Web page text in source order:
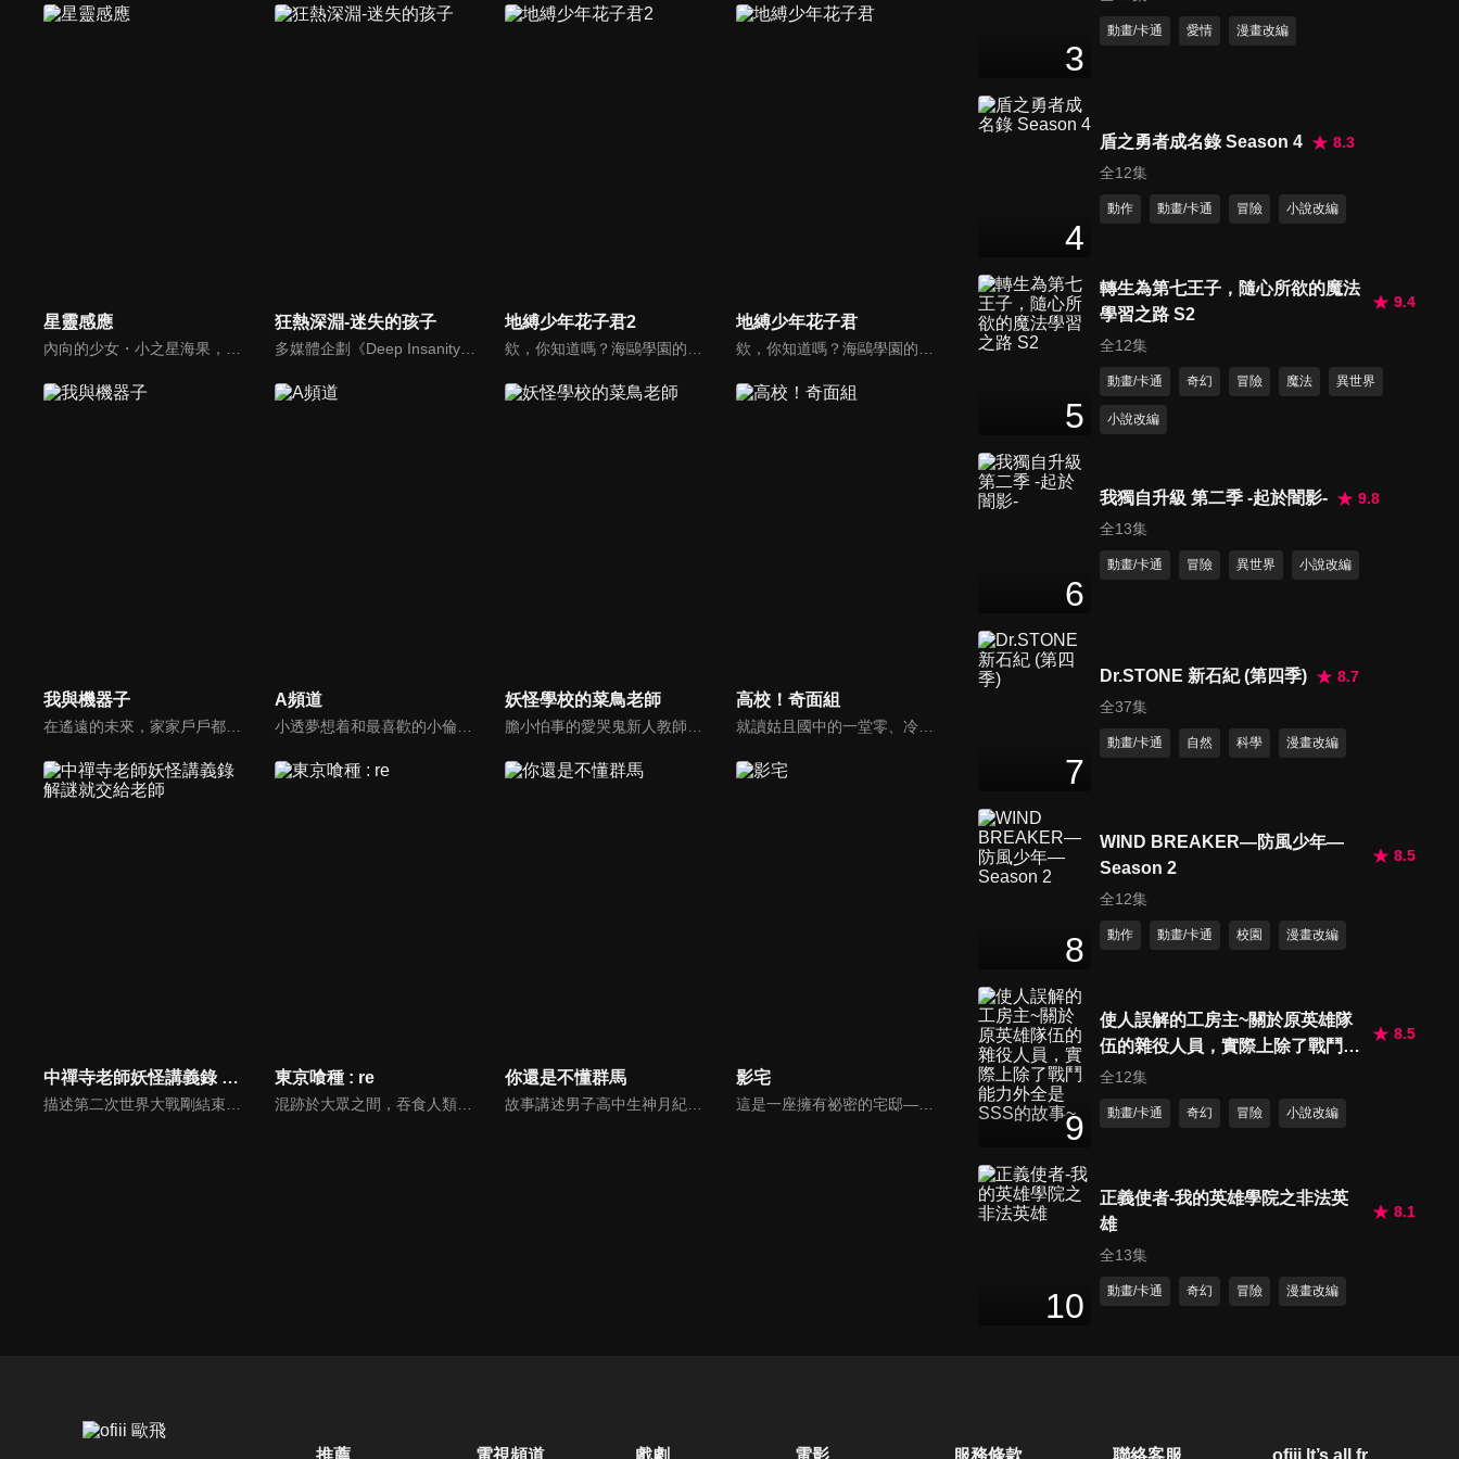
星靈感應 狂熱深淵-迷失的孩子
多媒體企劃《Deep Insanity》的故事中，全世界蔓延著一種會讓人陷入昏睡狀態的神祕病症「藍道魯夫症候群（ランドルフ症候群）」。而在病症蔓延的同時，被視為是病源的巨大地下世界「Asylum」在南極被人發現。Asylum 有著與地面完全不同的生態系以及未知資源，因此人類為了解決藍道魯夫症候群以及為了取得生態系的基因情報，前往未知的世界展開探險。
地縛少年花子君2 地縛少年花子君
我與機器子 A頻道 妖怪學校的菜鳥老師 高校！奇面組
中禪寺老師妖怪講義錄 解謎就交給老師
描述第二次世界大戰剛結束之後的東京，美戶川高中來了一位名叫中禪寺秋彥的國語老師。這位老師總是板著臉，而且不想跟學生親近，因此在學校裡，稍微造成話題。某天，學校出現了所謂的「圖書室的幽靈」，在看到這個幽靈的同學，嚇得不敢上學的時候，一位名叫日下部栞奈的女同學得知原來這個「幽靈」就是中禪寺老師，兩人就因此這樣認識了。而因為中禪寺具有優秀的推理能力，因此當栞奈遇到不可思議的事情時，都會來找中禪寺幫忙。
東京喰種 : re
混跡於大眾之間，吞食人類的血肉。披著人類外皮，卻與人類迥然不同的存在…「喰種」。驅逐並研究喰種的「CCG」，為了實現某一命題，新設立了一個實驗體集團「Qs」。並非「正常人」的他們，與佐佐木琲世一等搜查官一起，在「東京」面對的東西究竟是...
你還是不懂群馬
故事講述男子高中生神月紀從千葉縣轉學而來，沒想到在新幹線上發生了令人匪夷所思的事情。朋友奉勸他不要來群馬縣，這里沒人能活著出去。新幹線靠近群馬縣時，有人強迫他換乘列車，而且這輛列車在到達群馬縣之前，不會在任何車站開門。
影宅
這是一座擁有祕密的宅邸——聳立在懸崖上的巨大宅邸——「影宅」裡頭住著模仿貴族舉止，沒有臉的一族人「影家人」。以及他們的「臉」，負責服侍影家人的「活人偶」。某天，一名「活人偶」來到「影家」一族的少女凱特身邊，就此展開「影子」與「人偶」之間不可思議的日常生活。世界奇妙的哥德式懸疑故事，終於迎來動畫版！
第11集 高志的避免遲到大作戰
第12集 夏日大鬧泳池
22分鐘
22分鐘
第16集 火力全開,拉麵三姊妹
第17集 壞壞星人的反擊？
22分鐘
第21集 太郎家族大集合
3
動畫/卡通 愛情 漫畫改編
4
盾之勇者成名錄 Season 4
8.3
全12集
動作 動畫/卡通 冒險 小說改編
5
轉生為第七王子，隨心所欲的魔法
學習之路 S2
9.4
全12集
動畫/卡通 奇幻 冒險 魔法 異世界
小說改編
6
我獨自升級 第二季 -起於闇影-
9.8
全13集
動畫/卡通 冒險 異世界 小說改編
7
Dr.STONE 新石紀 (第四季)
8.7
全37集
動畫/卡通 自然 科學 漫畫改編
8
WIND BREAKER—防風少年—
Season 2
8.5
全12集
動作 動畫/卡通 校園 漫畫改編
9
使人誤解的工房主~關於原英雄隊
伍的雜役人員，實際上除了戰鬥能
力外全是SSS的故事~
8.5
全12集
動畫/卡通 奇幻 冒險 小說改編
10
正義使者-我的英雄學院之非法英
雄
8.1
全13集
動畫/卡通 奇幻 冒險 漫畫改編
推薦 電視頻道 戲劇 電影 服務條款 聯絡客服